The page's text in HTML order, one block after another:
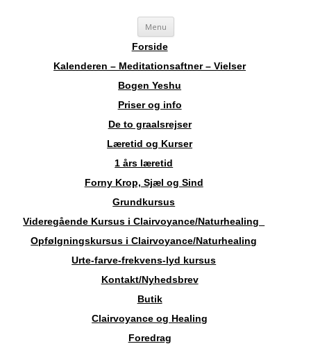
Landskendt Clairvoyant, Healer, Harpespiller, Forfatter, Counsellor,
Aura-Soma Terapeut, og Druide.
Menu Skip
content
Forside
Kalenderen – Meditationsaftner – Vielser
Bogen Yeshu
Priser og info
De to graalsrejser
Læretid og Kurser
1 års læretid
Forny Krop, Sjæl og Sind
Grundkursus
Videregående Kursus i Clairvoyance/Naturhealing
Opfølgningskursus i Clairvoyance/Naturhealing
Urte-farve-frekvens-lyd kursus
Kontakt/Nyhedsbrev
Butik
Clairvoyance og Healing
Foredrag